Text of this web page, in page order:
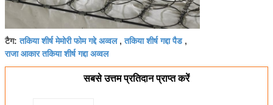
टैग:तकिया शीर्ष मेमोरी फोम गद्दे अव्वल,तकिया शीर्ष गद्दा पैड,
राजा आकार तकिया शीर्ष गद्दा अव्वल
सबसे उत्तम प्रतिदान प्राप्त करें